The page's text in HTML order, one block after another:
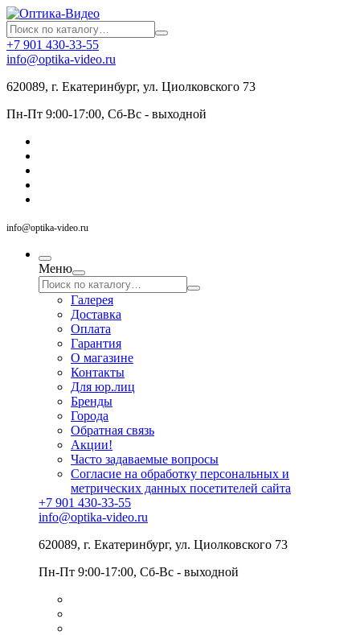
+7 901 430-33-55
info@optika-video.ru
620089, г. Екатеринбург, ул. Циолковского 73
Пн-Пт 9:00-17:00, Сб-Вс - выходной
info@optika-video.ru
Меню
Галерея
Доставка
Оплата
Гарантия
О магазине
Контакты
Для юр.лиц
Бренды
Города
Обратная связь
Акции!
Часто задаваемые вопросы
Согласие на обработку персональных и
метрических данных посетителей сайта
+7 901 430-33-55
info@optika-video.ru
620089, г. Екатеринбург, ул. Циолковского 73
Пн-Пт 9:00-17:00, Сб-Вс - выходной